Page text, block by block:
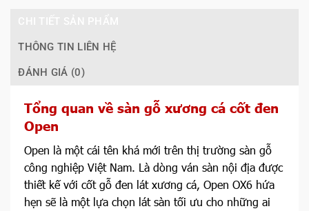
THÔNG TIN LIÊN HỆ
ĐÁNH GIÁ (0)
Tổng quan về sàn gỗ xương cá cốt đen
Open
Open là một cái tên khá mới trên thị trường sàn gỗ
công nghiệp Việt Nam. Là dòng ván sàn nội địa được
thiết kế với cốt gỗ đen lát xương cá, Open OX6 hứa
hẹn sẽ là một lựa chọn lát sàn tối ưu cho những ai